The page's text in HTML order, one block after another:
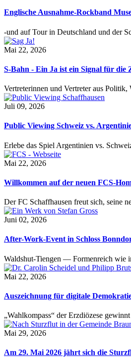
Englische Ausnahme-Rockband
-und auf Tour in Deutschland und der
Mai 22, 2026
S-Bahn - Ein Ja ist ein Signal für die
Vertreterinnen und Vertreter aus
Juli 09, 2026
Public Viewing Schweiz vs.
Erlebe das Spiel Argentinien vs.
Mai 22, 2026
Willkommen auf der neuen FCS-
Der FC Schaffhausen freut sich, seine
Juni 02, 2026
After-Work-Event in Schloss
Waldshut-Tiengen — Formenreich wie
Mai 22, 2026
Auszeichnung für digitale
„Wahlkompass“ der Erzdiözese
Mai 29, 2026
Am 29. Mai 2026 jährt sich die